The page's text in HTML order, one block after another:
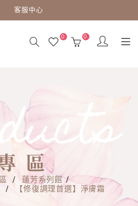
客服中心
0 0
區
/ 蓮芳系列館 /
/ 【修復調理首選】淨膚霜